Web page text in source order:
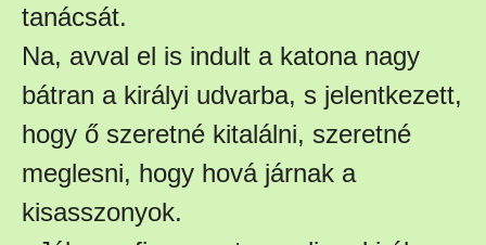
tanácsát.
Na, avval el is indult a katona nagy
bátran a királyi udvarba, s jelentkezett,
hogy ő szeretné kitalálni, szeretné
meglesni, hogy hová járnak a
kisasszonyok.